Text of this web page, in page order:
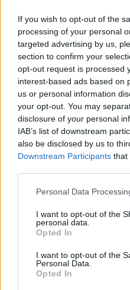
If you wish to opt-out of the
processing of your personal
targeted advertising by us,
section to confirm your
opt-out request is processed
interest-based ads based on
us or personal information
your opt-out. You may
disclosure of your personal
IAB’s list of downstream
also be disclosed by us to
Downstream Participants that
Personal Data
I want to opt-out of the
personal data.
Opted In
I want to opt-out of the
Personal Data.
Opted In
ΠΣΕ: Υψηλό τριετίας
Εξάμηνο – Εκτίναξη
έργων ΑΠΕ άνω των 2